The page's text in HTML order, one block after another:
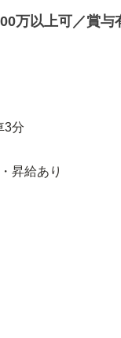
万以上可／賞与
3分
昇給あり